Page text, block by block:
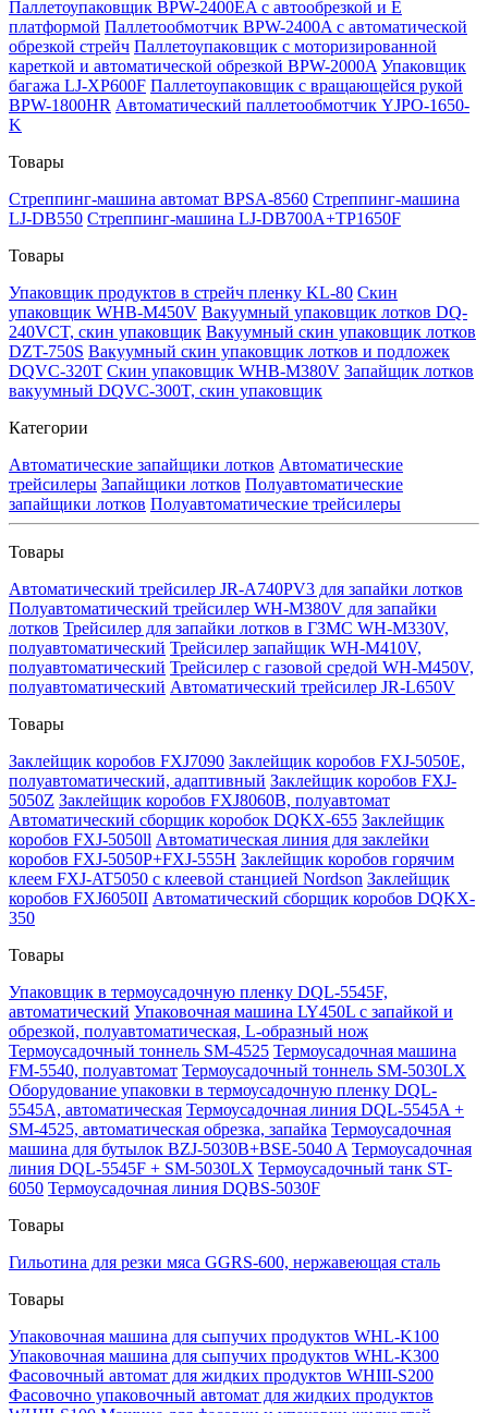
Паллетоупаковщик BPW-2400EA с автообрезкой и Е
платформой Паллетообмотчик BPW-2400A с автоматической
обрезкой стрейч Паллетоупаковщик с моторизированной
кареткой и автоматической обрезкой BPW-2000A Упаковщик
багажа LJ-XP600F Паллетоупаковщик с вращающейся рукой
BPW-1800HR Автоматический паллетообмотчик YJPO-1650-
K
Товары
Стреппинг-машина автомат BPSA-8560 Стреппинг-машина
LJ-DB550 Стреппинг-машина LJ-DB700A+TP1650F
Товары
Упаковщик продуктов в стрейч пленку KL-80 Скин
упаковщик WHB-M450V Вакуумный упаковщик лотков DQ-
240VCT, скин упаковщик Вакуумный скин упаковщик лотков
DZT-750S Вакуумный скин упаковщик лотков и подложек
DQVC-320T Скин упаковщик WHB-M380V Запайщик лотков
вакуумный DQVC-300T, скин упаковщик
Категории
Автоматические запайщики лотков Автоматические
трейсилеры Запайщики лотков Полуавтоматические
запайщики лотков Полуавтоматические трейсилеры
Товары
Автоматический трейсилер JR-A740PV3 для запайки лотков
Полуавтоматический трейсилер WH-M380V для запайки
лотков Трейсилер для запайки лотков в ГЗМС WH-M330V,
полуавтоматический Трейсилер запайщик WH-M410V,
полуавтоматический Трейсилер с газовой средой WH-M450V,
полуавтоматический Автоматический трейсилер JR-L650V
Товары
Заклейщик коробов FXJ7090 Заклейщик коробов FXJ-5050E,
полуавтоматический, адаптивный Заклейщик коробов FXJ-
5050Z Заклейщик коробов FXJ8060B, полуавтомат
Автоматический сборщик коробок DQKX-655 Заклейщик
коробов FXJ-5050ll Автоматическая линия для заклейки
коробов FXJ-5050P+FXJ-555H Заклейщик коробов горячим
клеем FXJ-AT5050 с клеевой станцией Nordson Заклейщик
коробов FXJ6050II Автоматический сборщик коробов DQKX-
350
Товары
Упаковщик в термоусадочную пленку DQL-5545F,
автоматический Упаковочная машина LY450L с запайкой и
обрезкой, полуавтоматическая, L-образный нож
Термоусадочный тоннель SM-4525 Термоусадочная машина
FM-5540, полуавтомат Термоусадочный тоннель SM-5030LX
Оборудование упаковки в термоусадочную пленку DQL-
5545A, автоматическая Термоусадочная линия DQL-5545A +
SM-4525, автоматическая обрезка, запайка Термоусадочная
машина для бутылок BZJ-5030B+BSE-5040 A Термоусадочная
линия DQL-5545F + SM-5030LX Термоусадочный танк ST-
6050 Термоусадочная линия DQBS-5030F
Товары
Гильотина для резки мяса GGRS-600, нержавеющая сталь
Товары
Упаковочная машина для сыпучих продуктов WHL-K100
Упаковочная машина для сыпучих продуктов WHL-K300
Фасовочный автомат для жидких продуктов WHIII-S200
Фасовочно упаковочный автомат для жидких продуктов